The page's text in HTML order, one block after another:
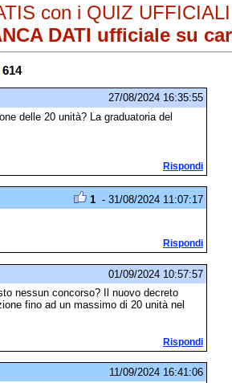
con i QUIZ
DATI ufficiale su
614
27/08/2024 16:35:55
delle 20 unità? La graduatoria del
Rispondi
1 - 31/08/2024 11:07:17
Rispondi
01/09/2024 10:57:57
nessun concorso? Il nuovo decreto
fino ad un massimo di 20 unità nel
Rispondi
11/09/2024 16:41:06